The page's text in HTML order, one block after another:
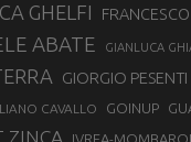
GHELFI
ABATE GIANLUCA
GIORGIO PESENTI
CAVALLO GOINUP
ZINCA IVREA-